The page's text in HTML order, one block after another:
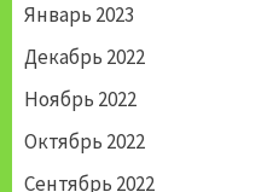
Январь 2023
Декабрь 2022
Ноябрь 2022
Октябрь 2022
Сентябрь 2022